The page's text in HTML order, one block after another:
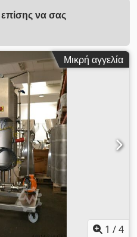
επίσης να σας
Μικρή αγγελία
1 /4